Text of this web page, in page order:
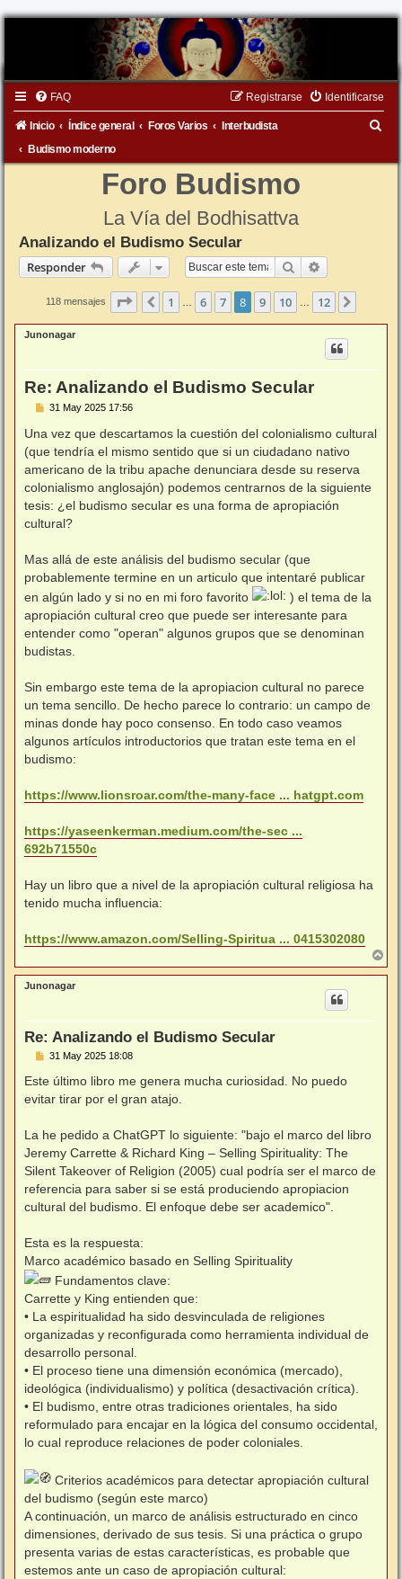
FAQ Identificarse
Registrarse
Inicio Índice general Foros Varios
Interbudista
Budismo moderno
Foro Budismo
La Vía del Bodhisattva
Analizando el Budismo Secular
Responder
Buscar
118 mensajes Página 12
Anterior
1 6 7 8 9 10 12
Junonagar
Re: Analizando el Budismo Secular
M
n
a
e
31 May 2025 17:56
Una vez que descartamos la cuestión del colonialismo cultural
(que tendría el mismo sentido que si un ciudadano nativo
americano de la tribu apache denunciara desde su reserva
colonialismo anglosajón) podemos centrarnos de la siguiente
tesis: ¿el budismo secular es una forma de apropiación
cultural?
Mas allá de este análisis del budismo secular (que
probablemente termine en un articulo que intentaré publicar
en algún lado y si no en mi foro favorito
) el tema de la
apropiación cultural creo que puede ser interesante para
entender como "operan" algunos grupos que se denominan
budistas.
Sin embargo este tema de la apropiacion cultural no parece
un tema sencillo. De hecho parece lo contrario: un campo de
minas donde hay poco consenso. En todo caso veamos
algunos artículos introductorios que tratan este tema en el
budismo:
https://www.lionsroar.com/the-many-face ... hatgpt.com
https://yaseenkerman.medium.com/the-sec ...
692b71550c
Hay un libro que a nivel de la apropiación cultural religiosa ha
tenido mucha influencia:
https://www.amazon.com/Selling-Spiritua ... 0415302080
r
r
Junonagar
Re: Analizando el Budismo Secular
M
n
a
31 May 2025 18:08
Este último libro me genera mucha curiosidad. No puedo
evitar tirar por el gran atajo.
La he pedido a ChatGPT lo siguiente: "bajo el marco del libro
Jeremy Carrette & Richard King – Selling Spirituality: The
Silent Takeover of Religion (2005) cual podría ser el marco de
referencia para saber si se está produciendo apropiacion
cultural del budismo. El enfoque debe ser academico".
Esta es la respuesta:
Marco académico basado en Selling Spirituality
Fundamentos clave:
Carrette y King entienden que:
• La espiritualidad ha sido desvinculada de religiones
organizadas y reconfigurada como herramienta individual de
desarrollo personal.
• El proceso tiene una dimensión económica (mercado),
ideológica (individualismo) y política (desactivación crítica).
• El budismo, entre otras tradiciones orientales, ha sido
reformulado para encajar en la lógica del consumo occidental,
lo cual reproduce relaciones de poder coloniales.
Criterios académicos para detectar apropiación cultural
del budismo (según este marco)
A continuación, un marco de análisis estructurado en cinco
dimensiones, derivado de sus tesis. Si una práctica o grupo
presenta varias de estas características, es probable que
estemos ante un caso de apropiación cultural: